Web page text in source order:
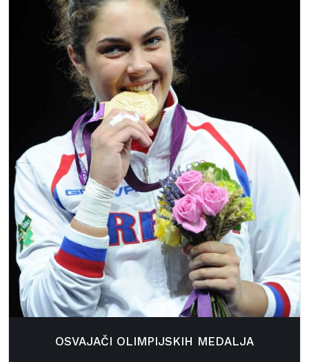
OSVAJAČI OLIMPIJSKIH MEDALJA